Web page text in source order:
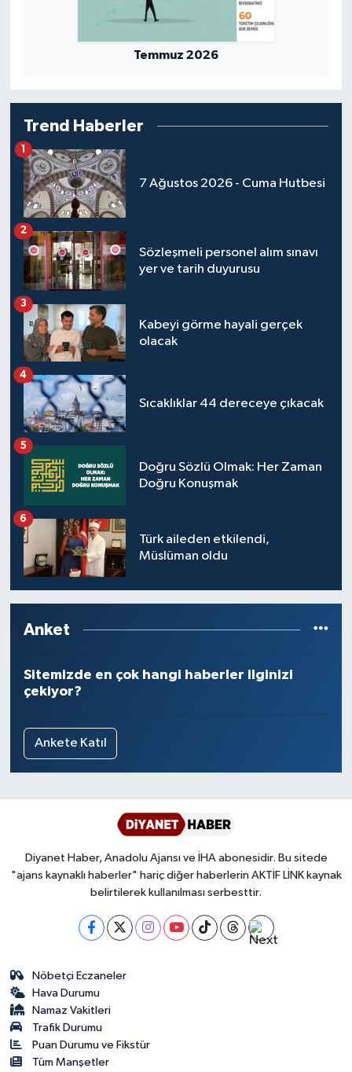
Temmuz 2026
Trend Haberler
7 Ağustos 2026 - Cuma Hutbesi
1
Sözleşmeli personel alım sınavı
yer ve tarih duyurusu
2
Kabeyi görme hayali gerçek
olacak
3
Sıcaklıklar 44 dereceye çıkacak
4
Doğru Sözlü Olmak: Her Zaman
Doğru Konuşmak
5
Türk aileden etkilendi,
Müslüman oldu
6
Anket
Sitemizde en çok hangi haberler ilginizi
çekiyor?
Ankete Katıl
Diyanet Haber, Anadolu Ajansı ve İHA abonesidir. Bu sitede
"ajans kaynaklı haberler" hariç diğer haberlerin AKTİF LİNK kaynak
belirtilerek kullanılması serbesttir.
Nöbetçi Eczaneler
Hava Durumu
Namaz Vakitleri
Trafik Durumu
Puan Durumu ve Fikstür
Tüm Manşetler